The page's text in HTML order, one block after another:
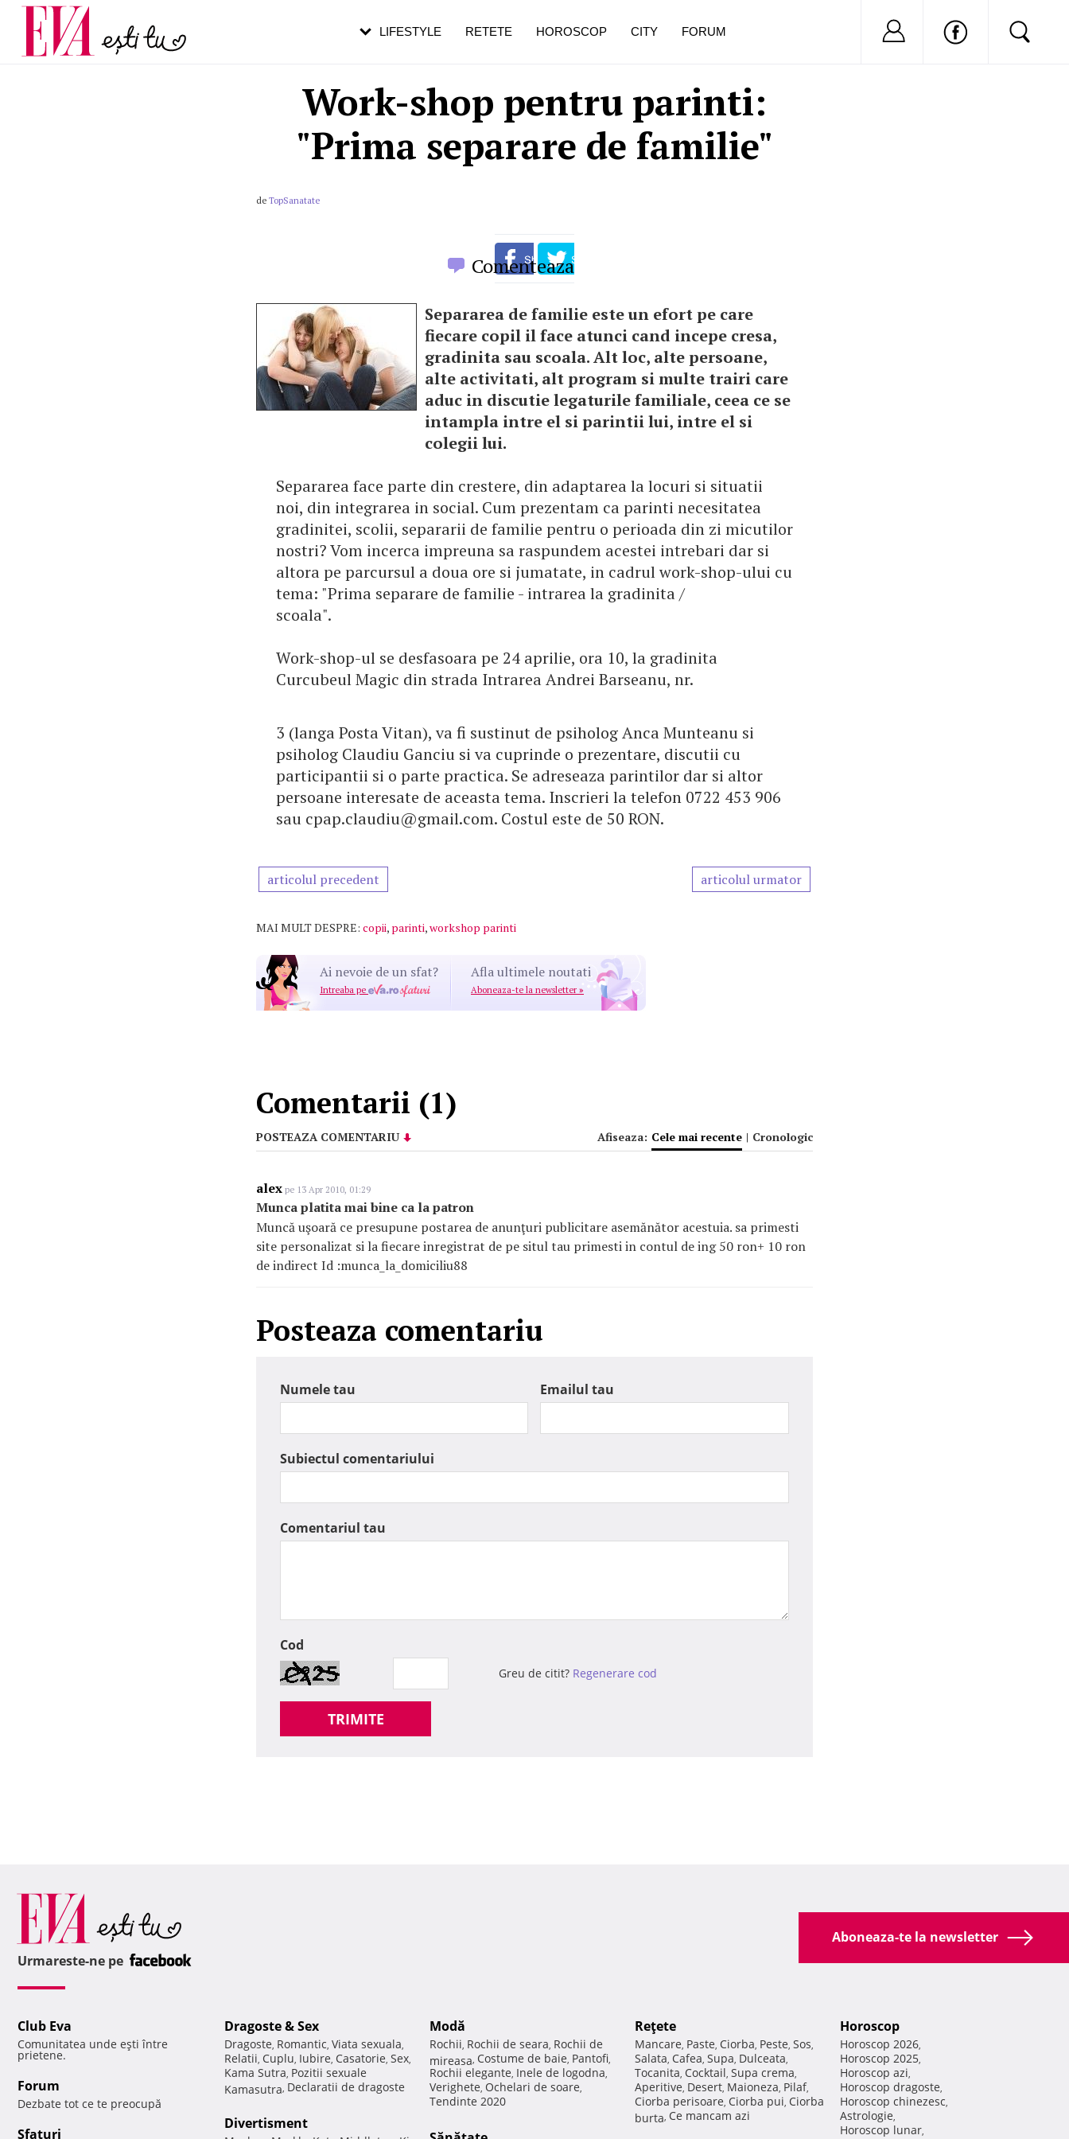
Work-shop pentru parinti:
"Prima separare de familie"
de TopSanatate
Comenteaza
Separarea de familie este un efort pe care
fiecare copil il face atunci cand incepe cresa,
gradinita sau scoala. Alt loc, alte persoane,
alte activitati, alt program si multe trairi care
aduc in discutie legaturile familiale, ceea ce se
intampla intre el si parintii lui, intre el si
colegii lui.
Separarea face parte din crestere, din adaptarea la locuri si situatii
noi, din integrarea in social. Cum prezentam ca parinti necesitatea
gradinitei, scolii, separarii de familie pentru o perioada din zi micutilor
nostri? Vom incerca impreuna sa raspundem acestei intrebari dar si
altora pe parcursul a doua ore si jumatate, in cadrul work-shop-ului cu
tema: "Prima separare de familie - intrarea la gradinita /
scoala".
Work-shop-ul se desfasoara pe 24 aprilie, ora 10, la gradinita
Curcubeul Magic din strada Intrarea Andrei Barseanu, nr.
3 (langa Posta Vitan), va fi sustinut de psiholog Anca Munteanu si
psiholog Claudiu Ganciu si va cuprinde o prezentare, discutii cu
participantii si o parte practica. Se adreseaza parintilor dar si altor
persoane interesate de aceasta tema. Inscrieri la telefon 0722 453 906
sau cpap.claudiu@gmail.com. Costul este de 50 RON.
articolul precedent articolul urmator
MAI MULT DESPRE: copii, parinti,workshop parinti
Ai nevoie de un sfat?
Intreaba pe
Afla ultimele noutati
Aboneaza-te la newsletter »
Comentarii (1)
POSTEAZA COMENTARIU Afiseaza: Cele mai recente | Cronologic
alex pe 13 Apr 2010, 01:29
Munca platita mai bine ca la patron
Muncă uşoară ce presupune postarea de anunţuri publicitare asemănător acestuia. sa primesti
site personalizat si la fiecare inregistrat de pe situl tau primesti in contul de ing 50 ron+ 10 ron
de indirect Id :munca_la_domiciliu88
Posteaza comentariu
Numele tau Emailul tau
Subiectul comentariului
Comentariul tau
Cod
Greu de citit? Regenerare cod
TRIMITE
LIFESTYLE RETETE HOROSCOP CITY FORUM Nu ai cont?
Carieră
Actualitate
pe măsură ce înaintezi în vârstă
Aboneaza-te la newsletter
Urmareste-ne pe
Club Eva
Comunitatea unde eşti între
prietene.
Forum
Dezbate tot ce te preocupă
Sfaturi
Dragoste & Sex
Dragoste, Romantic, Viata sexuala,
Relatii, Cuplu, Iubire, Casatorie, Sex,
Kama Sutra, Pozitii sexuale
Kamasutra, Declaratii de dragoste
Divertisment
Modă
Rochii, Rochii de seara, Rochii de
mireasa, Costume de baie, Pantofi,
Rochii elegante, Inele de logodna,
Verighete, Ochelari de soare,
Tendinte 2020
Reţete
Mancare, Paste, Ciorba, Peste, Sos,
Salata, Cafea, Supa, Dulceata,
Tocanita, Cocktail, Supa crema,
Aperitive, Desert, Maioneza, Pilaf,
Ciorba perisoare, Ciorba pui, Ciorba
burta, Ce mancam azi
Horoscop
Horoscop 2026,
Horoscop 2025,
Horoscop azi,
Horoscop dragoste,
Horoscop chinezesc,
Astrologie,
Horoscop lunar,